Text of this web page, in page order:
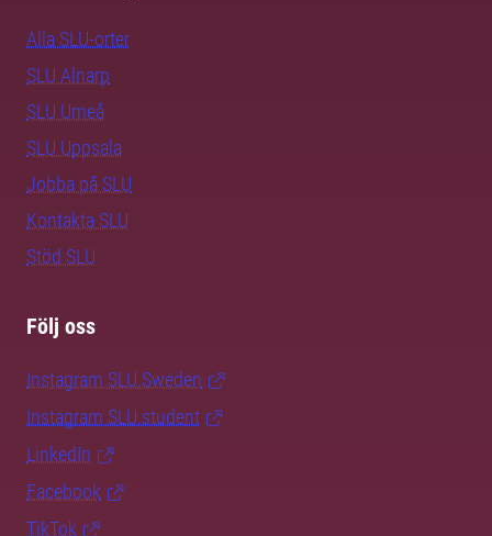
Alla SLU-orter
SLU Alnarp
SLU Umeå
SLU Uppsala
Jobba på SLU
Kontakta SLU
Stöd SLU
Följ oss
Instagram SLU.Sweden
Instagram SLU.student
LinkedIn
Facebook
TikTok